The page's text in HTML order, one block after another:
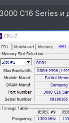
C16 Series